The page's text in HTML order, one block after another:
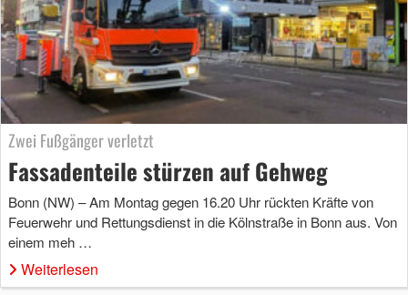
Zwei Fußgänger verletzt
Fassadenteile stürzen auf Gehweg
Bonn (NW) – Am Montag gegen 16.20 Uhr rückten Kräfte von
Feuerwehr und Rettungsdienst in die Kölnstraße in Bonn aus. Von
einem meh …
Weiterlesen